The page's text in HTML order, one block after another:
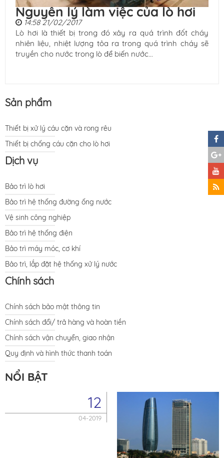
Nguyên lý làm việc của lò hơi
14:58 21/02/2017
Lò hơi là thiết bị trong đó xảy ra quá trình đốt cháy
nhiên liệu, nhiệt lượng tỏa ra trong quá trình cháy sẽ
truyền cho nước trong lò để biến nước...
Sản phẩm
Thiết bị xử lý cáu cặn và rong rêu
Thiết bị chống cáu cặn cho lò hơi
Dịch vụ
Bảo trì lò hơi
Bảo trì hệ thống đường ống nước
Vệ sinh công nghiệp
Bảo trì hệ thống điện
Bảo trì máy móc, cơ khí
Bảo trì, lắp đặt hệ thống xử lý nước
Chính sách
Chính sách bảo mật thông tin
Chính sách đổi/ trả hàng và hoàn tiền
Chính sách vận chuyển, giao nhận
Quy định và hình thức thanh toán
NỔI BẬT
12
04-2019